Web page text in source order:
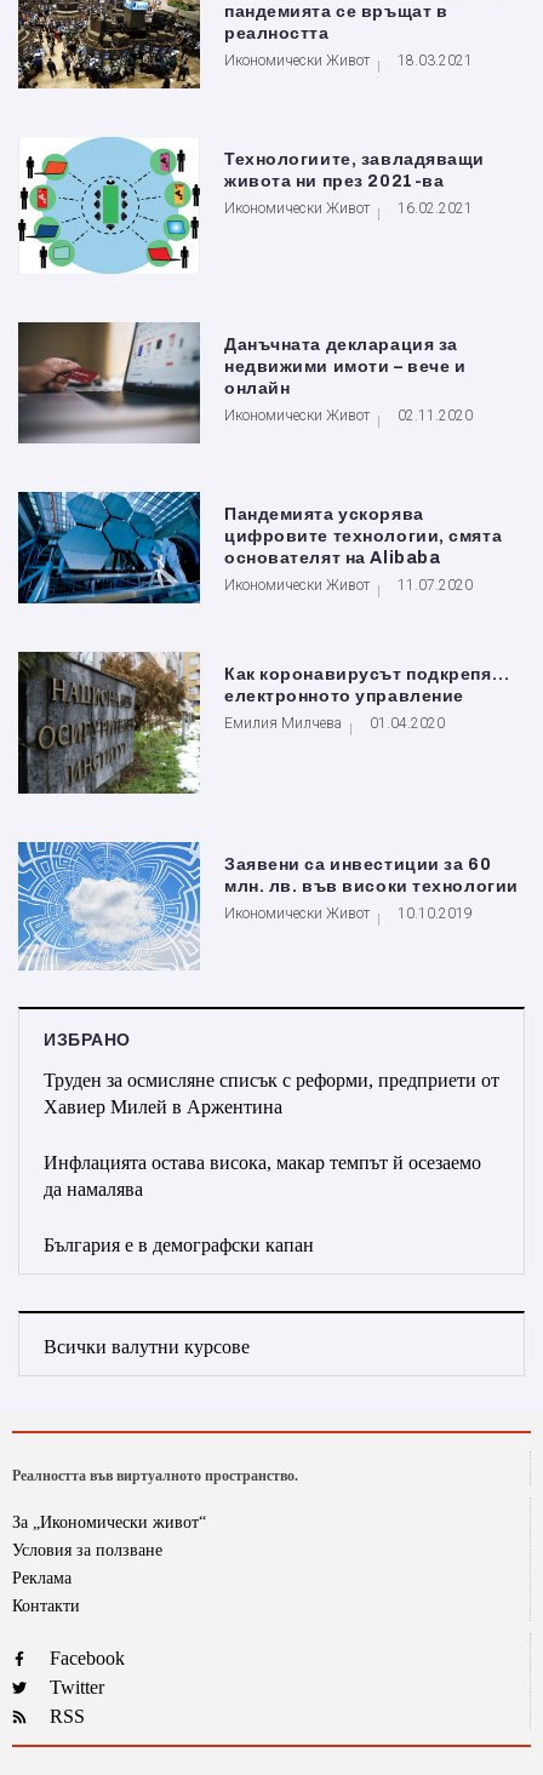
пандемията се връщат в
реалността
Икономически Живот 18.03.2021
Технологиите, завладяващи
живота ни през 2021-ва
Икономически Живот 16.02.2021
Данъчната декларация за
недвижими имоти – вече и
онлайн
Икономически Живот 02.11.2020
Пандемията ускорява
цифровите технологии, смята
основателят на Alibaba
Икономически Живот 11.07.2020
Как коронавирусът подкрепя…
електронното управление
Емилия Милчева 01.04.2020
Заявени са инвестиции за 60
млн. лв. във високи технологии
Икономически Живот 10.10.2019
ИЗБРАНО
Труден за осмисляне списък с реформи, предприети от
Хавиер Милей в Аржентина
Инфлацията остава висока, макар темпът й осезаемо
да намалява
България е в демографски капан
Всички валутни курсове
Реалността във виртуалното пространство.
За „Икономически живот“
Условия за ползване
Реклама
Контакти
Facebook
Twitter
RSS